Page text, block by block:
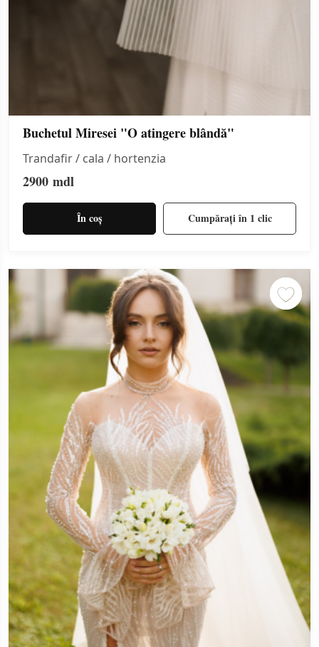
Buchetul Miresei "O atingere blândă"
Trandafir / cala / hortenzia
2900 mdl
În coș Cumpărați în 1 clic